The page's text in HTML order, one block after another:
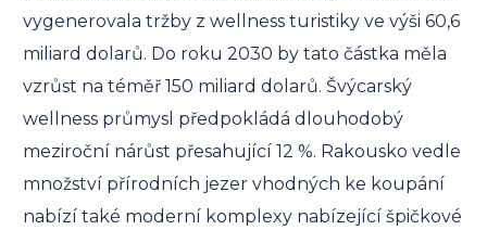
vygenerovala tržby z wellness turistiky ve výši 60,6
miliard dolarů. Do roku 2030 by tato částka měla
vzrůst na téměř 150 miliard dolarů. Švýcarský
wellness průmysl předpokládá dlouhodobý
meziroční nárůst přesahující 12 %. Rakousko vedle
množství přírodních jezer vhodných ke koupání
nabízí také moderní komplexy nabízející špičkové